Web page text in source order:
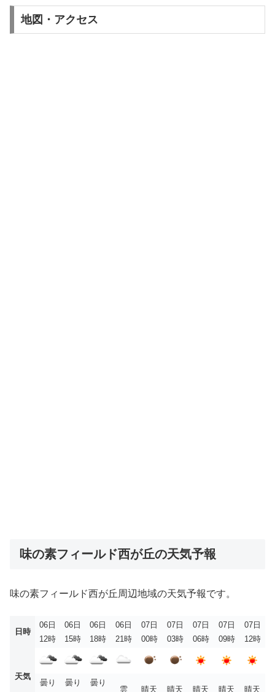
地図・アクセス
味の素フィールド西が丘の天気予報
味の素フィールド西が丘周辺地域の天気予報です。
日時
06日
12時
06日
15時
06日
18時
06日
21時
07日
00時
07日
03時
07日
06時
07日
09時
07日
12時
天気
曇り 曇り 曇り
雲 晴天 晴天 晴天 晴天 晴天